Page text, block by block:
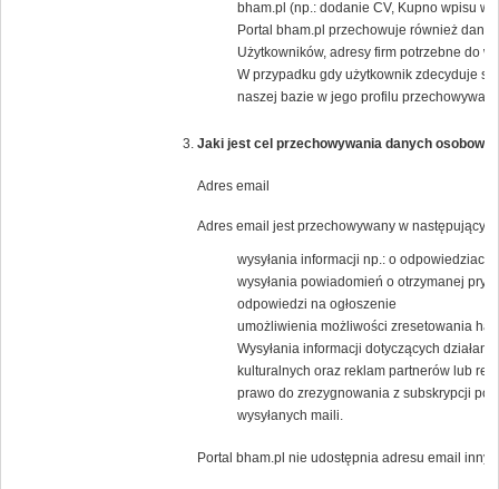
bham.pl (np.: dodanie CV, Kupno wpisu w
Portal bham.pl przechowuje również dane
Użytkowników, adresy firm potrzebne do
W przypadku gdy użytkownik zdecyduje
naszej bazie w jego profilu
Jaki jest cel przechowywania danych
Adres email
Adres email jest przechowywany w następującym
wysyłania informacji np.: o
wysyłania powiadomień o otrzymanej
odpowiedzi na ogłoszenie
umożliwienia możliwości zresetowania
Wysyłania informacji dotyczących
kulturalnych oraz reklam partnerów lub
prawo do zrezygnowania z subskrypcji
wysyłanych maili.
Portal bham.pl nie udostępnia adresu email